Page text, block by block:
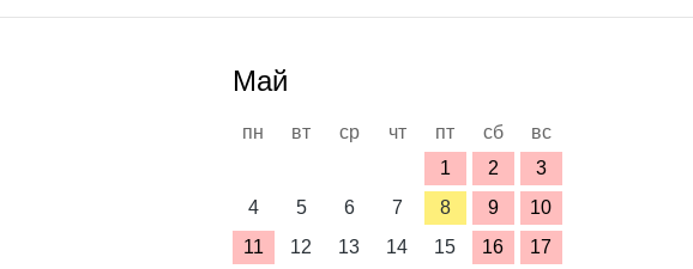
Май
пн вт ср чт пт сб
вс
1
2
3
4
5 6 7 8 9
10
11
12 13 14 15 16
17